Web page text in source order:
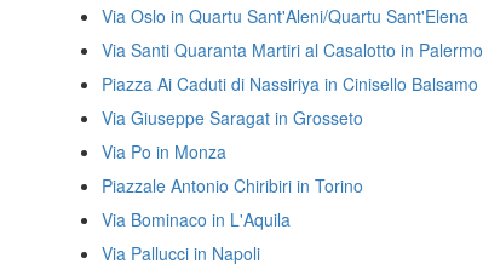
Via Oslo in Quartu Sant'Aleni/Quartu Sant'Elena
Via Santi Quaranta Martiri al Casalotto in Palermo
Piazza Ai Caduti di Nassiriya in Cinisello Balsamo
Via Giuseppe Saragat in Grosseto
Via Po in Monza
Piazzale Antonio Chiribiri in Torino
Via Bominaco in L'Aquila
Via Pallucci in Napoli